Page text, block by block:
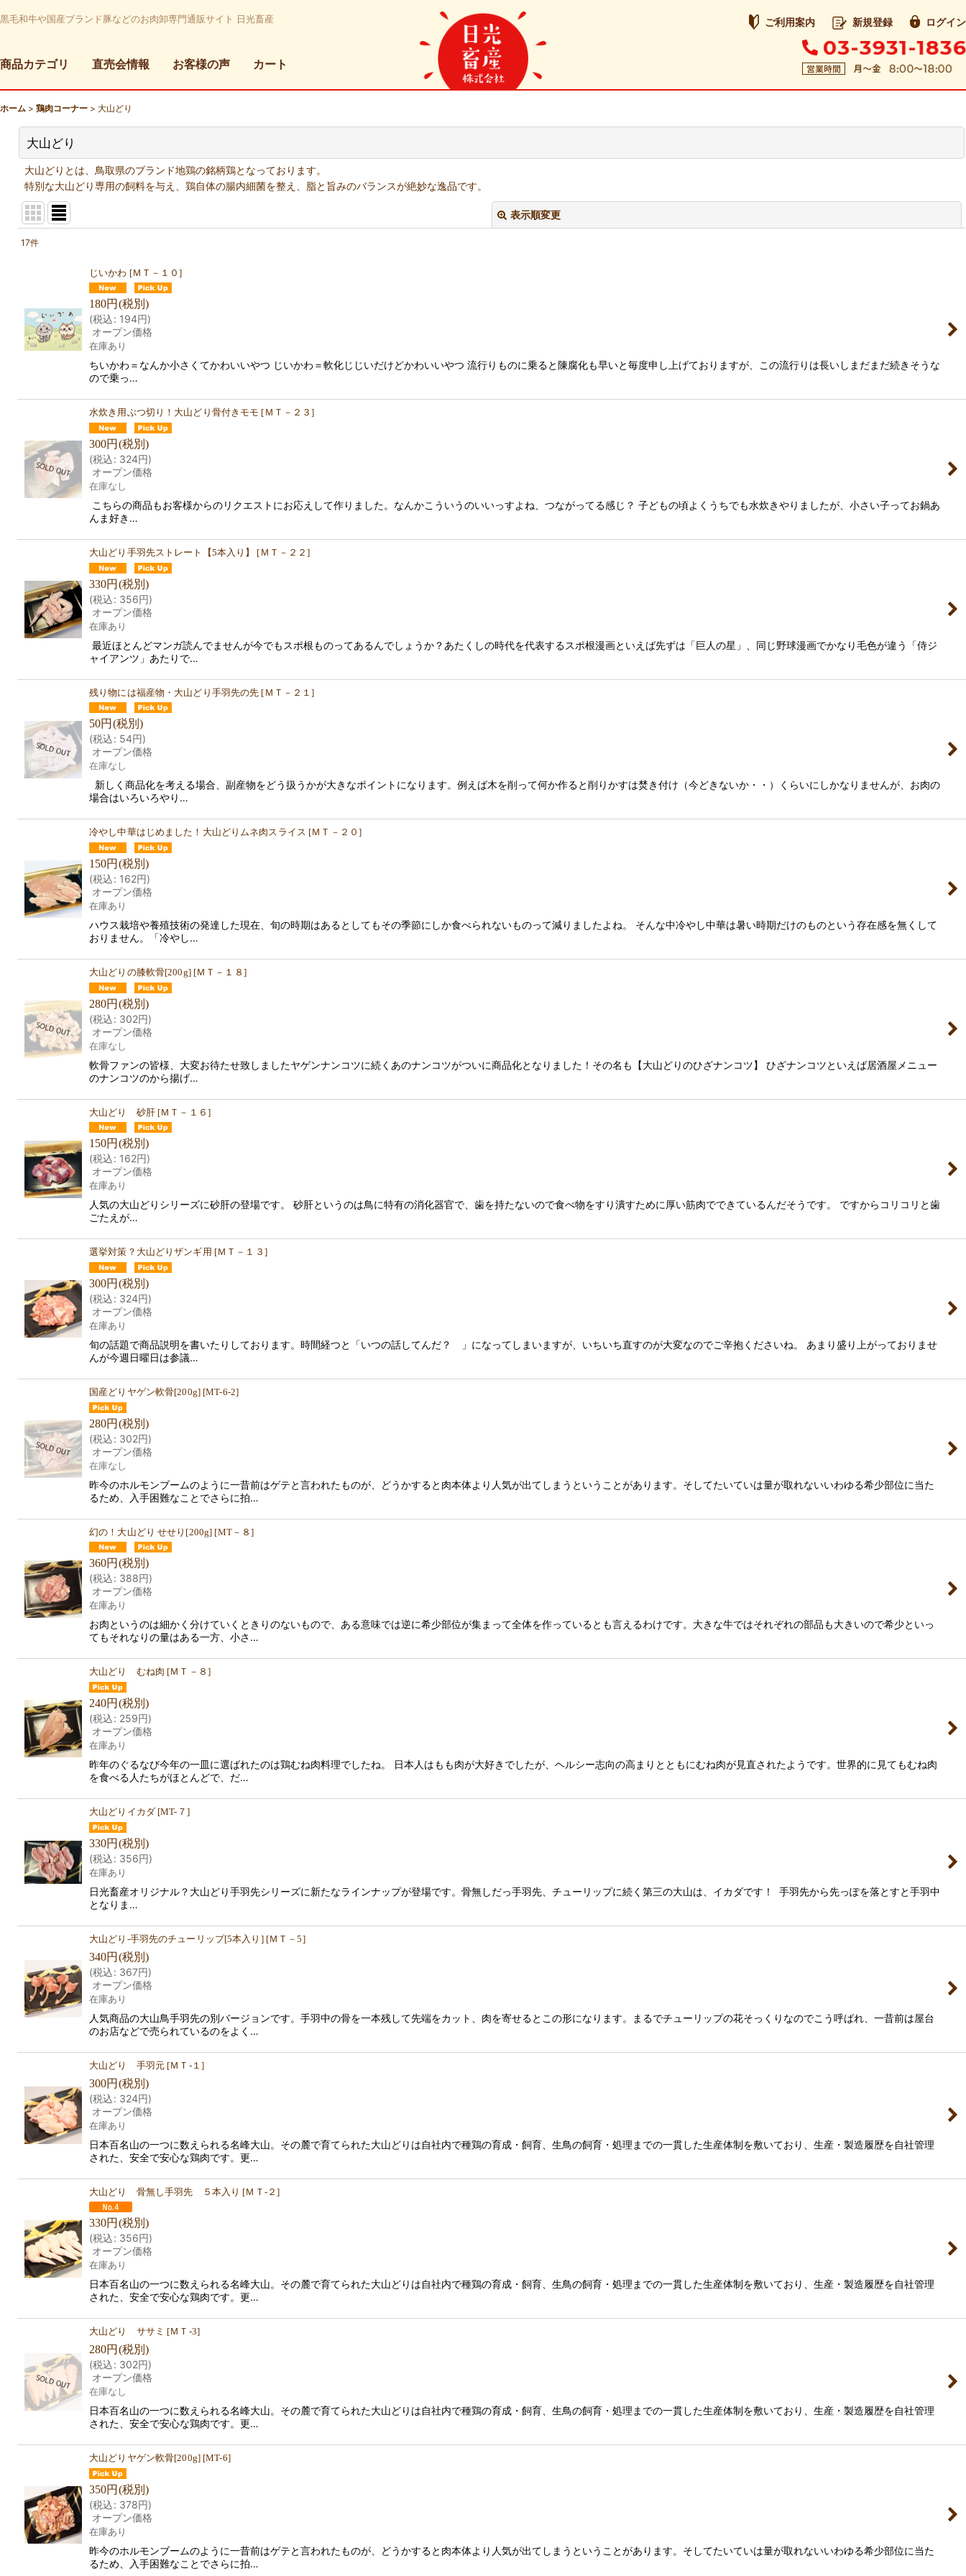
黒毛和牛や国産ブランド豚などのお肉卸専門通販サイト 日光畜産
商品カテゴリ 直売会情報 お客様の声 カート
ご利用案内 新規登録 ログイン
ホーム > 鶏肉コーナー > 大山どり
大山どり
大山どりとは、鳥取県のブランド地鶏の銘柄鶏となっております。
特別な大山どり専用の飼料を与え、鶏自体の腸内細菌を整え、脂と旨みのバランスが絶妙な逸品です。
表示順変更
17件
じいかわ [ＭＴ－１０]
180円 (税別)
(税込: 194円)
オープン価格
在庫あり
ちいかわ＝なんか小さくてかわいいやつ じいかわ＝軟化じじいだけどかわいいやつ 流行りものに乗ると陳腐化も早いと毎度申し上げておりますが、この流行りは長いしまだまだ続きそうな
ので乗っ…
水炊き用ぶつ切り！大山どり骨付きモモ [ ＭＴ－２３]
300円 (税別)
(税込: 324円)
オープン価格
在庫なし
こちらの商品もお客様からのリクエストにお応えして作りました。なんかこういうのいいっすよね、つながってる感じ？ 子どもの頃よくうちでも水炊きやりましたが、小さい子ってお鍋あ
んま好き…
大山どり手羽先ストレート【5本入り】 [ ＭＴ－２２]
330円 (税別)
(税込: 356円)
オープン価格
在庫あり
最近ほとんどマンガ読んでませんが今でもスポ根ものってあるんでしょうか？あたくしの時代を代表するスポ根漫画といえば先ずは「巨人の星」、同じ野球漫画でかなり毛色が違う「侍ジ
ャイアンツ」あたりで…
残り物には福産物・大山どり手羽先の先 [ ＭＴ－２１]
50円 (税別)
(税込: 54円)
オープン価格
在庫なし
新しく商品化を考える場合、副産物をどう扱うかが大きなポイントになります。例えば木を削って何か作ると削りかすは焚き付け（今どきないか・・）くらいにしかなりませんが、お肉の
場合はいろいろやり…
冷やし中華はじめました！大山どりムネ肉スライス [ＭＴ－２０ ]
150円 (税別)
(税込: 162円)
オープン価格
在庫あり
ハウス栽培や養殖技術の発達した現在、旬の時期はあるとしてもその季節にしか食べられないものって減りましたよね。 そんな中冷やし中華は暑い時期だけのものという存在感を無くして
おりません。「冷やし…
大山どりの膝軟骨[200g] [ＭＴ－１８ ]
280円 (税別)
(税込: 302円)
オープン価格
在庫なし
軟骨ファンの皆様、大変お待たせ致しましたヤゲンナンコツに続くあのナンコツがついに商品化となりました！その名も【大山どりのひざナンコツ】 ひざナンコツといえば居酒屋メニュー
のナンコツのから揚げ…
大山どり 砂肝 [ＭＴ－１６ ]
150円 (税別)
(税込: 162円)
オープン価格
在庫あり
人気の大山どりシリーズに砂肝の登場です。 砂肝というのは鳥に特有の消化器官で、歯を持たないので食べ物をすり潰すために厚い筋肉でできているんだそうです。 ですからコリコリと歯
ごたえが…
選挙対策？大山どりザンギ用 [ＭＴ－１３ ]
300円 (税別)
(税込: 324円)
オープン価格
在庫あり
旬の話題で商品説明を書いたりしております。時間経つと「いつの話してんだ？ 」になってしまいますが、いちいち直すのが大変なのでご辛抱くださいね。 あまり盛り上がっておりませ
んが今週日曜日は参議…
国産どりヤゲン軟骨[200g] [MT-6-2]
280円 (税別)
(税込: 302円)
オープン価格
在庫なし
昨今のホルモンブームのように一昔前はゲテと言われたものが、どうかすると肉本体より人気が出てしまうということがあります。そしてたいていは量が取れないいわゆる希少部位に当た
るため、入手困難なことでさらに拍…
幻の！大山どり せせり[200g] [MT－８]
360円 (税別)
(税込: 388円)
オープン価格
在庫あり
お肉というのは細かく分けていくときりのないもので、ある意味では逆に希少部位が集まって全体を作っているとも言えるわけです。大きな牛ではそれぞれの部品も大きいので希少といっ
てもそれなりの量はある一方、小さ…
大山どり むね肉 [ＭＴ－８ ]
240円 (税別)
(税込: 259円)
オープン価格
在庫あり
昨年のぐるなび今年の一皿に選ばれたのは鶏むね肉料理でしたね。 日本人はもも肉が大好きでしたが、ヘルシー志向の高まりとともにむね肉が見直されたようです。世界的に見てもむね肉
を食べる人たちがほとんどで、だ…
大山どりイカダ [MT-７ ]
330円 (税別)
(税込: 356円)
在庫あり
日光畜産オリジナル？大山どり手羽先シリーズに新たなラインナップが登場です。骨無しだっ手羽先、チューリップに続く第三の大山は、イカダです！ 手羽先から先っぽを落とすと手羽中
となりま…
大山どり-手羽先のチューリップ[5本入り] [ＭＴ－5]
340円 (税別)
(税込: 367円)
オープン価格
在庫あり
人気商品の大山鳥手羽先の別バージョンです。手羽中の骨を一本残して先端をカット、肉を寄せるとこの形になります。まるでチューリップの花そっくりなのでこう呼ばれ、一昔前は屋台
のお店などで売られているのをよく…
大山どり 手羽元 [ＭＴ‐１ ]
300円 (税別)
(税込: 324円)
オープン価格
在庫あり
日本百名山の一つに数えられる名峰大山。その麓で育てられた大山どりは自社内で種鶏の育成・飼育、生鳥の飼育・処理までの一貫した生産体制を敷いており、生産・製造履歴を自社管理
された、安全で安心な鶏肉です。更…
大山どり 骨無し手羽先 ５本入り [ＭＴ‐２ ]
330円 (税別)
(税込: 356円)
オープン価格
在庫あり
日本百名山の一つに数えられる名峰大山。その麓で育てられた大山どりは自社内で種鶏の育成・飼育、生鳥の飼育・処理までの一貫した生産体制を敷いており、生産・製造履歴を自社管理
された、安全で安心な鶏肉です。更…
大山どり ササミ [ＭＴ‐3]
280円 (税別)
(税込: 302円)
オープン価格
在庫なし
日本百名山の一つに数えられる名峰大山。その麓で育てられた大山どりは自社内で種鶏の育成・飼育、生鳥の飼育・処理までの一貫した生産体制を敷いており、生産・製造履歴を自社管理
された、安全で安心な鶏肉です。更…
大山どりヤゲン軟骨[200g] [MT-6]
350円 (税別)
(税込: 378円)
オープン価格
在庫あり
昨今のホルモンブームのように一昔前はゲテと言われたものが、どうかすると肉本体より人気が出てしまうということがあります。そしてたいていは量が取れないいわゆる希少部位に当た
るため、入手困難なことでさらに拍…